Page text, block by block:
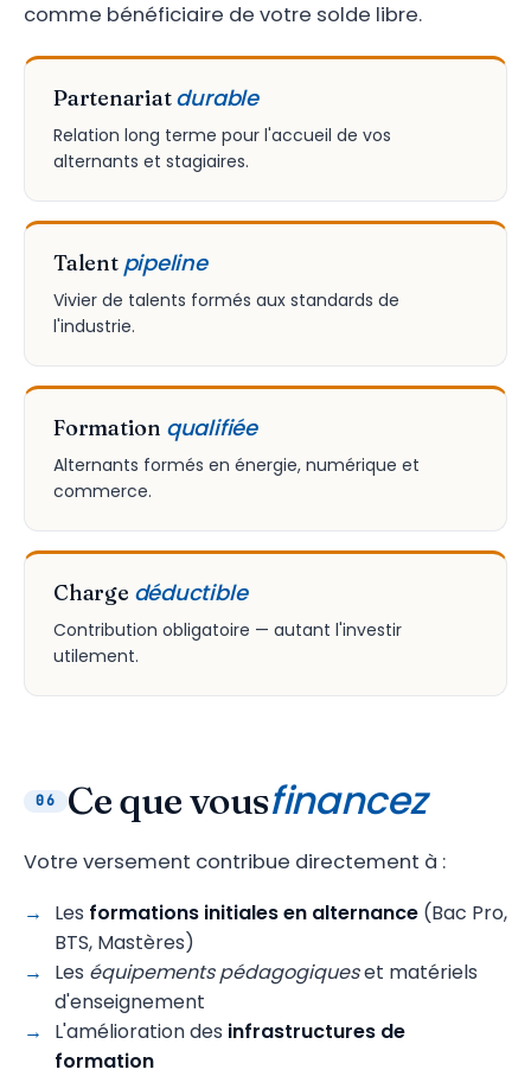
comme bénéficiaire de votre solde libre.
Partenariatdurable
Relation long terme pour l'accueil de vos
alternants et stagiaires.
Talent pipeline
Vivier de talents formés aux standards de
l'industrie.
Formation qualifiée
Alternants formés en énergie, numérique et
commerce.
Charge déductible
Contribution obligatoire — autant l'investir
utilement.
06 Ce que vousfinancez
Votre versement contribue directement à :
Les formations initiales en alternance (Bac Pro,
BTS, Mastères)
Les équipements pédagogiqueset matériels
d'enseignement
L'amélioration des infrastructures de
formation